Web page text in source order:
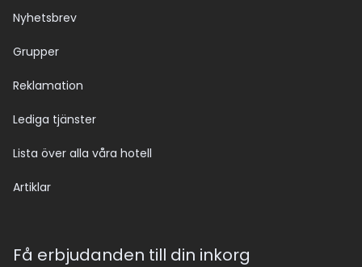
Nyhetsbrev
Grupper
Reklamation
Lediga tjänster
Lista över alla våra hotell
Artiklar
Få erbjudanden till din inkorg